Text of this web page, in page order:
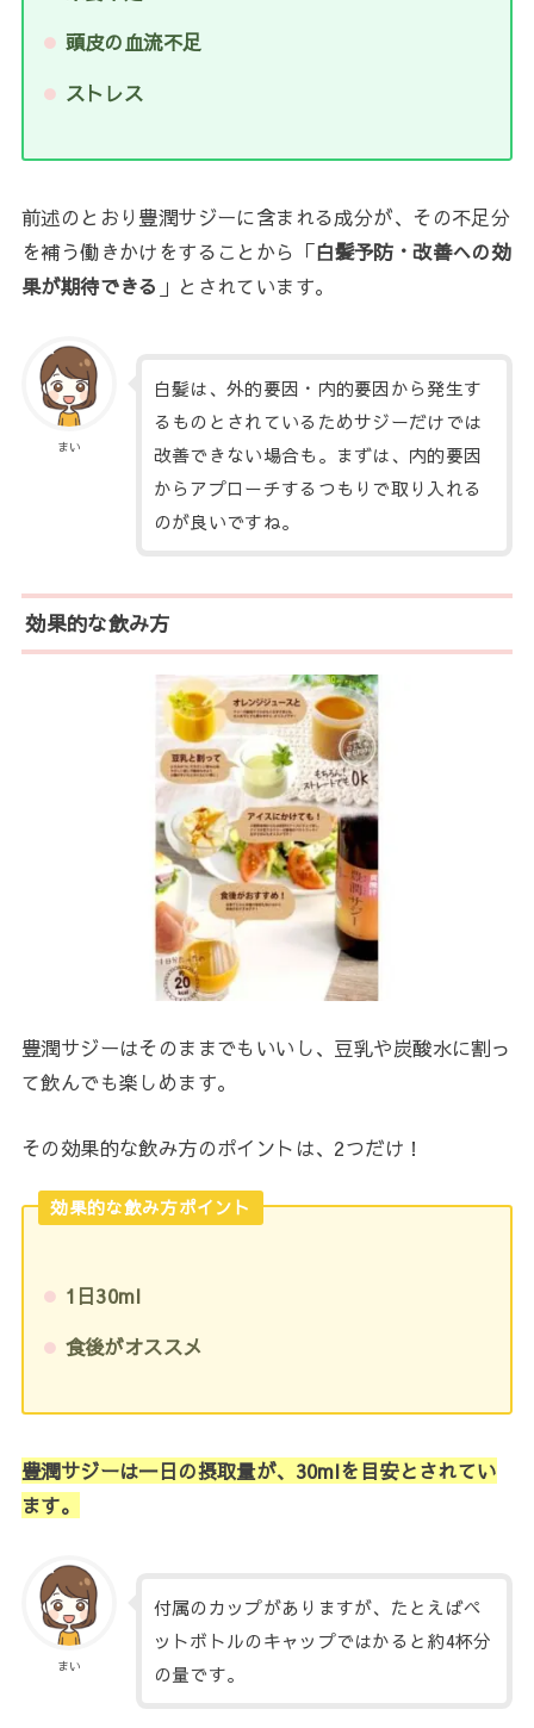
頭皮の血流不足
ストレス
前述のとおり豊潤サジーに含まれる成分が、その不足分
を補う働きかけをすることから「白髪予防・改善への効
果が期待できる 」とされています。
まい
白髪は、外的要因・内的要因から発生す
るものとされているためサジーだけでは
改善できない場合も。まずは、内的要因
からアプローチするつもりで取り入れる
のが良いですね。
効果的な飲み方
豊潤サジーはそのままでもいいし、豆乳や炭酸水に割っ
て飲んでも楽しめます。
その効果的な飲み方のポイントは、2つだけ！
効果的な飲み方ポイント
1日30ml
食後がオススメ
豊潤サジーは一日の摂取量が、30mlを目安とされてい
ます。
まい
付属のカップがありますが、たとえばペ
ットボトルのキャップではかると約4杯分
の量です。